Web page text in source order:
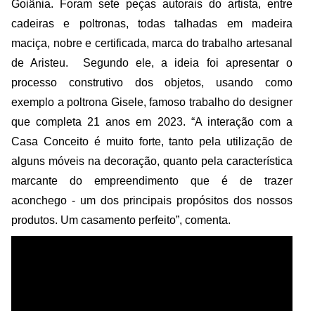
Goiânia. Foram sete peças autorais do artista, entre
cadeiras e poltronas, todas talhadas em madeira
maciça, nobre e certificada, marca do trabalho artesanal
de Aristeu. Segundo ele, a ideia foi apresentar o
processo construtivo dos objetos, usando como
exemplo a poltrona Gisele, famoso trabalho do designer
que completa 21 anos em 2023. “A interação com a
Casa Conceito é muito forte, tanto pela utilização de
alguns móveis na decoração, quanto pela característica
marcante do empreendimento que é de trazer
aconchego - um dos principais propósitos dos nossos
produtos. Um casamento perfeito”, comenta.